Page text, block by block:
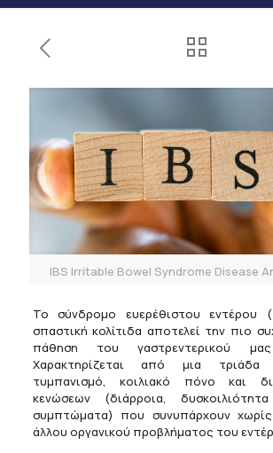
IBS Irritable Bowel Syndrome Disease
Το σύνδρομο ευερέθιστου εντέρου
σπαστική κολίτιδα αποτελεί την πιο
πάθηση του γαστρεντερικού
Χαρακτηρίζεται από μια τριάδα
τυμπανισμό, κοιλιακό πόνο και
κενώσεων (διάρροια,
συμπτώματα) που συνυπάρχουν
άλλου οργανικού προβλήματος του